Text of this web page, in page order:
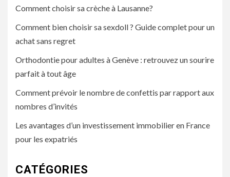
Comment choisir sa crèche à Lausanne?
Comment bien choisir sa sexdoll ? Guide complet pour un
achat sans regret
Orthodontie pour adultes à Genève : retrouvez un sourire
parfait à tout âge
Comment prévoir le nombre de confettis par rapport aux
nombres d’invités
Les avantages d’un investissement immobilier en France
pour les expatriés
CATÉGORIES